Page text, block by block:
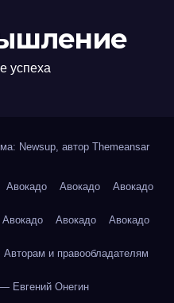
успеха
Newsup, автор Themeansar
Авокадо Авокадо Авокадо
Авокадо Авокадо Авокадо
Авторам и правообладателям
Евгений Онегин